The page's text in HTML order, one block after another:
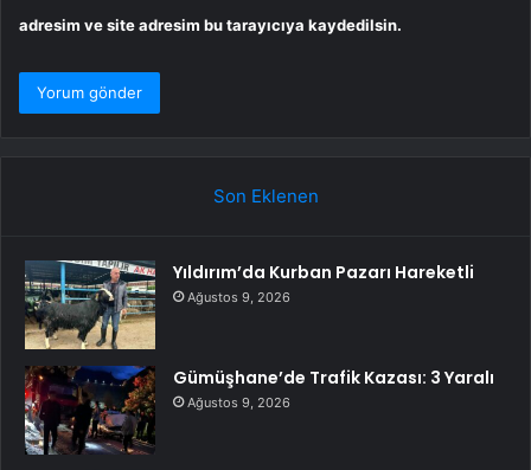
adresim ve site adresim bu tarayıcıya kaydedilsin.
Son Eklenen
Yıldırım’da Kurban Pazarı Hareketli
Ağustos 9, 2026
Gümüşhane’de Trafik Kazası: 3 Yaralı
Ağustos 9, 2026